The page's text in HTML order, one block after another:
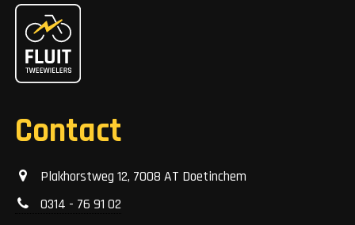
Contact
Plakhorstweg 12, 7008 AT Doetinchem
0314 - 76 91 02